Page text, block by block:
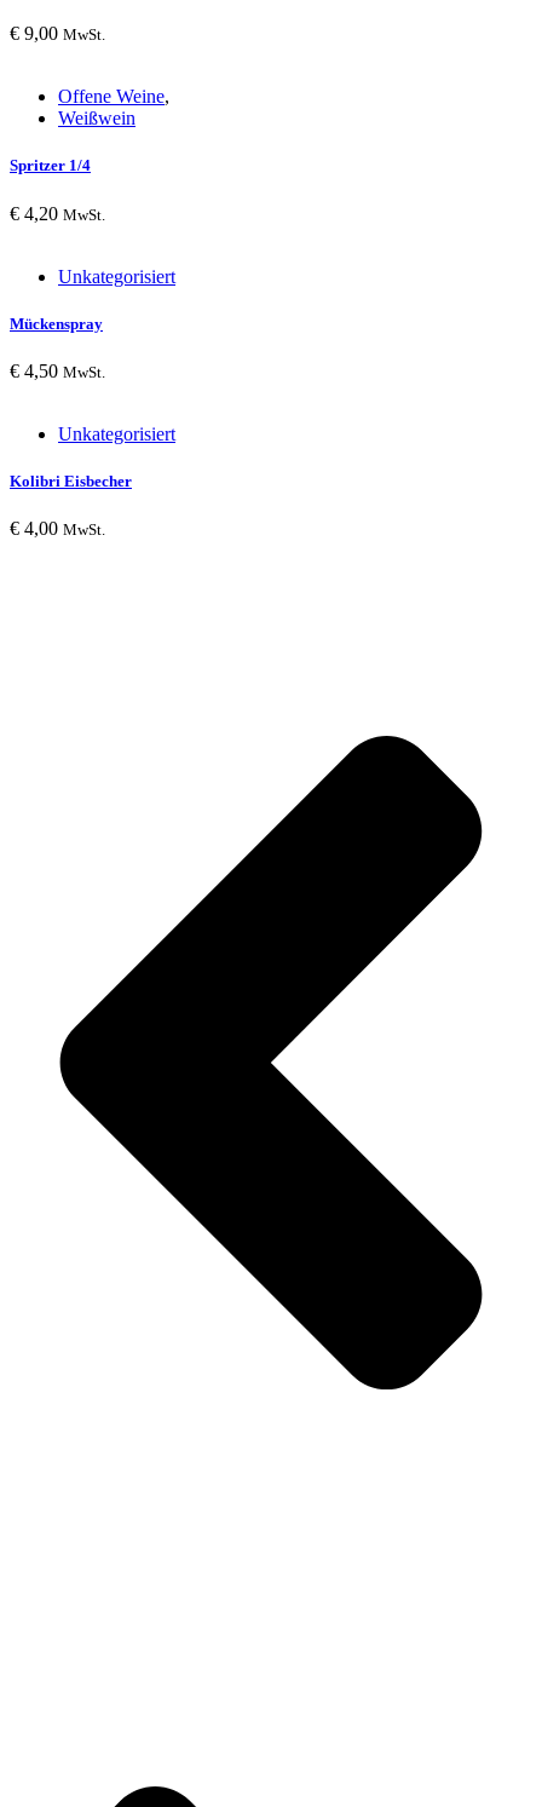
€ 9,00 MwSt.
Offene Weine,
Weißwein
Spritzer 1/4
€ 4,20 MwSt.
Unkategorisiert
Mückenspray
€ 4,50 MwSt.
Unkategorisiert
Kolibri Eisbecher
€ 4,00 MwSt.